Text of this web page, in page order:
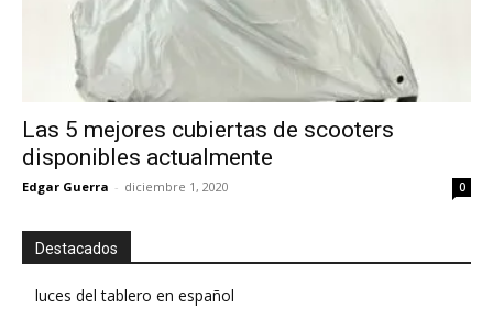
Las 5 mejores cubiertas de scooters
disponibles actualmente
Edgar Guerra - diciembre 1, 2020 0
Destacados
luces del tablero en español